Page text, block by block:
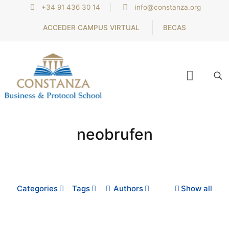
+34 91 436 30 14 info@constanza.org
ACCEDER CAMPUS VIRTUAL BECAS
neobrufen
Categories Tags Authors Show all